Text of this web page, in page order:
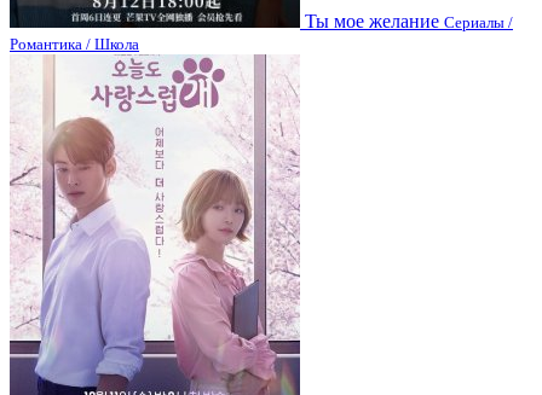
Ты мое желание Сериалы /
Романтика / Школа